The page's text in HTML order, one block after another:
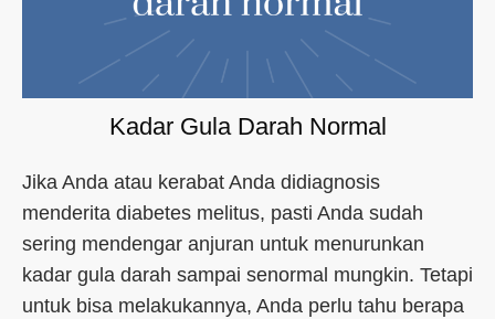
Kadar Gula Darah Normal
Jika Anda atau kerabat Anda didiagnosis
menderita diabetes melitus, pasti Anda sudah
sering mendengar anjuran untuk menurunkan
kadar gula darah sampai senormal mungkin. Tetapi
untuk bisa melakukannya, Anda perlu tahu berapa